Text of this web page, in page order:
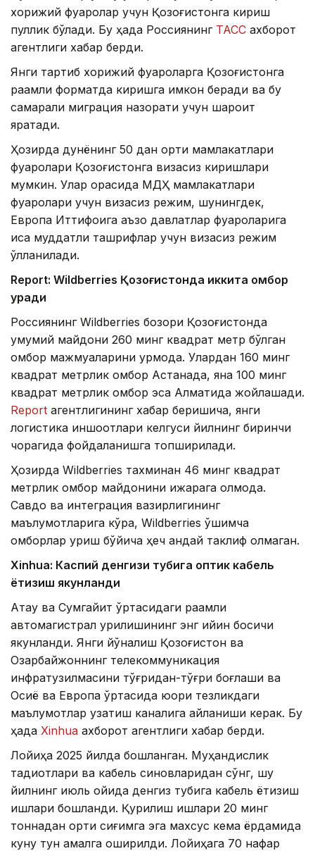
хорижий фуқаролар учун Қозоғистонга кириш
пуллик бўлади. Бу ҳақда Россиянинг ТАСС ахборот
агентлиги хабар берди.
Янги тартиб хорижий фуқароларга Қозоғистонга
рақамли форматда киришга имкон беради ва бу
самарали миграция назорати учун шароит
яратади.
Ҳозирда дунёнинг 50 дан ортиқ мамлакатлари
фуқаролари Қозоғистонга визасиз киришлари
мумкин. Улар орасида МДҲ мамлакатлари
фуқаролари учун визасиз режим, шунингдек,
Европа Иттифоқига аъзо давлатлар фуқароларига
қисқа муддатли ташрифлар учун визасиз режим
қўлланилади.
Report: Wildberries Қозоғистонда иккита омбор
қуради
Россиянинг Wildberries бозори Қозоғистонда
умумий майдони 260 минг квадрат метр бўлган
омбор мажмуаларини қурмоқда. Улардан 160 минг
квадрат метрлик омбор Астанада, яна 100 минг
квадрат метрлик омбор эса Алматида жойлашади.
Report агентлигининг хабар беришича, янги
логистика иншоотлари келгуси йилнинг биринчи
чорагида фойдаланишга топширилади.
Ҳозирда Wildberries тахминан 46 минг квадрат
метрлик омбор майдонини ижарага олмоқда.
Савдо ва интеграция вазирлигининг
маълумотларига кўра, Wildberries қўшимча
омборлар қуриш бўйича ҳеч қандай таклиф олмаган.
Xinhuа: Каспий денгизи тубига оптик кабель
ётқизиш якунланди
Ақтау ва Сумгайит ўртасидаги рақамли
автомагистрал қурилишининг энг қийин босқичи
якунланди. Янги йўналиш Қозоғистон ва
Озарбайжоннинг телекоммуникация
инфратузилмасини тўғридан-тўғри боғлаши ва
Осиё ва Европа ўртасида юқори тезликдаги
маълумотлар узатиш каналига айланиши керак. Бу
ҳақда Xinhua ахборот агентлиги хабар берди.
Лойиҳа 2025 йилда бошланган. Муҳандислик
тадқиқотлари ва кабель синовларидан сўнг, шу
йилнинг июль ойида денгиз тубига кабель ётқизиш
ишлари бошланди. Қурилиш ишлари 20 минг
тоннадан ортиқ сиғимга эга махсус кема ёрдамида
куну тун амалга оширилди. Лойиҳага 70 нафар